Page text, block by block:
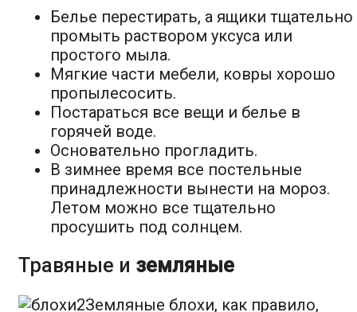
Белье перестирать, а ящики тщательно
промыть раствором уксуса или
простого мыла.
Мягкие части мебели, ковры хорошо
пропылесосить.
Постараться все вещи и белье в
горячей воде.
Основательно прогладить.
В зимнее время все постельные
принадлежности вынести на мороз.
Летом можно все тщательно
просушить под солнцем.
Травяные и земляные
Земляные блохи, как правило,